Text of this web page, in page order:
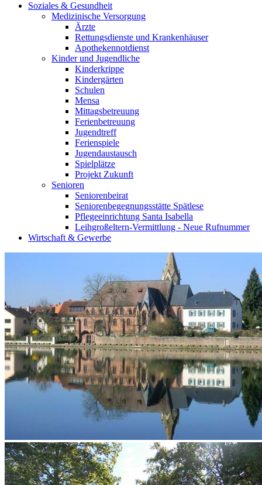
Soziales & Gesundheit
Medizinische Versorgung
Ärzte
Rettungsdienste und Krankenhäuser
Apothekennotdienst
Kinder und Jugendliche
Kinderkrippe
Kindergärten
Schulen
Mensa
Mittagsbetreuung
Ferienbetreuung
Jugendtreff
Ferienspiele
Jugendaustausch
Spielplätze
Projekt Zukunft
Senioren
Seniorenbeirat
Seniorenbegegnungsstätte Spätlese
Pflegeeinrichtung Santa Isabella
Leihgroßeltern-Vermittlung - Neue Rufnummer
Wirtschaft & Gewerbe